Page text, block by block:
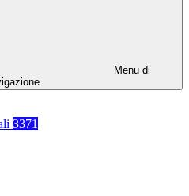
Menu di
3371